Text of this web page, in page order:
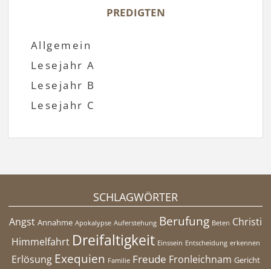
PREDIGTEN
Allgemein
Lesejahr A
Lesejahr B
Lesejahr C
SCHLAGWÖRTER
Angst Annahme Apokalypse Auferstehung Berufung Beten Christi
Himmelfahrt Dreifaltigkeit Einssein Entscheidung erkennen
Erlösung Exequien Familie Freude Fronleichnam Gericht